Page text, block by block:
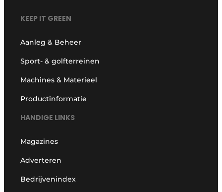
KEEP IT GREEN
Aanleg & Beheer
Sport- & golfterreinen
Machines & Materieel
Productinformatie
HANDIGE LINKS
Magazines
Adverteren
Bedrijvenindex